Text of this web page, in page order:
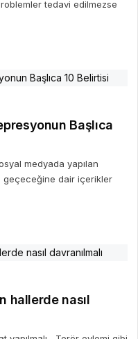
tedavi edilmezse
Başlıca
medyada yapılan
geçeceğine dair içerikler
hallerde nasıl